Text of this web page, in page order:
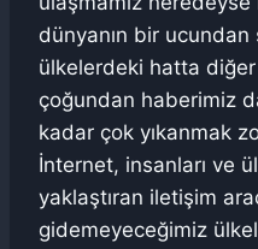
dünyanın bir
ülkelerdeki hatta
çoğundan haberimiz
kadar çok yıkanmak
İnternet, insanları ve
yaklaştıran iletişim
gidemeyeceğimiz